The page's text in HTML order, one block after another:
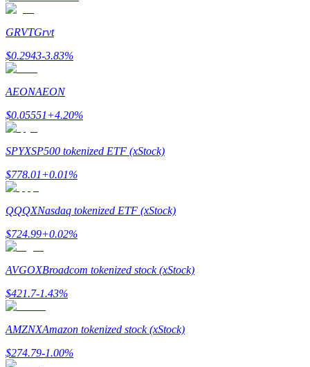
理財
增值寶
GRVTGrvt
$0.2943-3.83%
AEONAEON
$0.05551+4.20%
SPYXSP500 tokenized ETF (xStock)
$778.01+0.01%
QQQXNasdaq tokenized ETF (xStock)
$724.99+0.02%
AVGOXBroadcom tokenized stock (xStock)
$421.7-1.43%
AMZNXAmazon tokenized stock (xStock)
$274.79-1.00%